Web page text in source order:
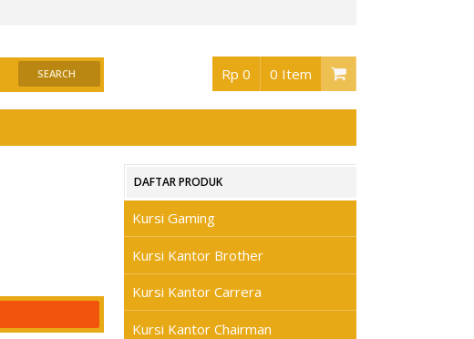
Rp 0 0 Item
DAFTAR PRODUK
Kursi Gaming
Kursi Kantor Brother
Kursi Kantor Carrera
Kursi Kantor Chairman